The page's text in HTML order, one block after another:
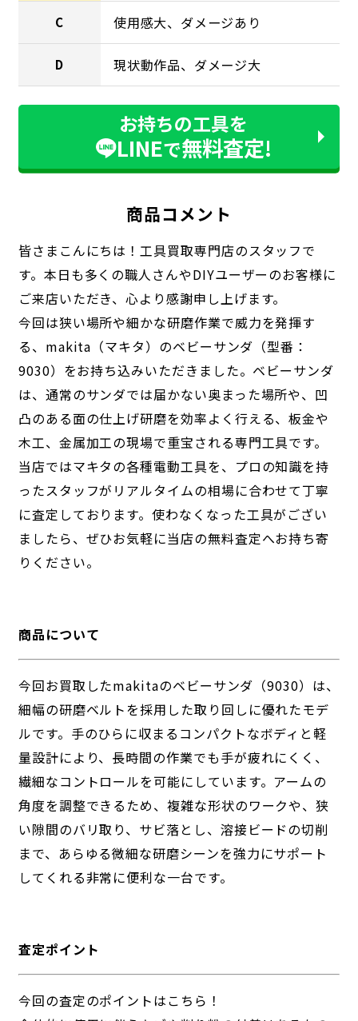
C 使用感大、ダメージあり
D 現状動作品、ダメージ大
お持ちの工具を
LINEで無料査定!
商品コメント
皆さまこんにちは！工具買取専門店のスタッフで
す。本日も多くの職人さんやDIYユーザーのお客様に
ご来店いただき、心より感謝申し上げます。
今回は狭い場所や細かな研磨作業で威力を発揮す
る、makita（マキタ）のベビーサンダ（型番：
9030）をお持ち込みいただきました。ベビーサンダ
は、通常のサンダでは届かない奥まった場所や、凹
凸のある面の仕上げ研磨を効率よく行える、板金や
木工、金属加工の現場で重宝される専門工具です。
当店ではマキタの各種電動工具を、プロの知識を持
ったスタッフがリアルタイムの相場に合わせて丁寧
に査定しております。使わなくなった工具がござい
ましたら、ぜひお気軽に当店の無料査定へお持ち寄
りください。
商品について
今回お買取したmakitaのベビーサンダ（9030）は、
細幅の研磨ベルトを採用した取り回しに優れたモデ
ルです。手のひらに収まるコンパクトなボディと軽
量設計により、長時間の作業でも手が疲れにくく、
繊細なコントロールを可能にしています。アームの
角度を調整できるため、複雑な形状のワークや、狭
い隙間のバリ取り、サビ落とし、溶接ビードの切削
まで、あらゆる微細な研磨シーンを強力にサポート
してくれる非常に便利な一台です。
査定ポイント
今回の査定のポイントはこちら！